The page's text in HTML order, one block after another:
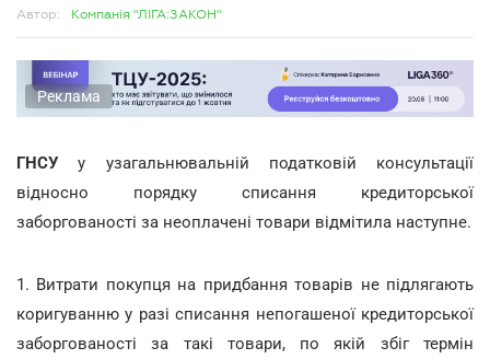
Автор: Компанія "ЛІГА:ЗАКОН"
Реклама
ГНСУ у узагальнювальній податковій консультації
відносно порядку списання кредиторської
заборгованості за неоплачені товари відмітила наступне.
1. Витрати покупця на придбання товарів не підлягають
коригуванню у разі списання непогашеної кредиторської
заборгованості за такі товари, по якій збіг термін